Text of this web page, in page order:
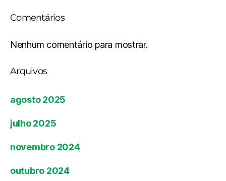
Comentários
Nenhum comentário para mostrar.
Arquivos
agosto 2025
julho 2025
novembro 2024
outubro 2024